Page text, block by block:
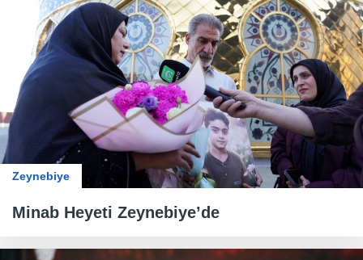
Zeynebiye
Minab Heyeti Zeynebiye’de